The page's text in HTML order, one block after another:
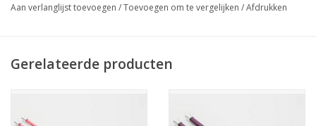
100g (2 bollen) en voor een trui in maat 38-40, heb je ca. 550 g
Aan verlanglijst toevoegen /Toevoegen om te vergelijken /Afdrukken
Gerelateerde producten